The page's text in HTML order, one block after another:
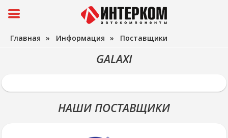
Главная » Информация » Поставщики
GALAXI
НАШИ ПОСТАВЩИКИ